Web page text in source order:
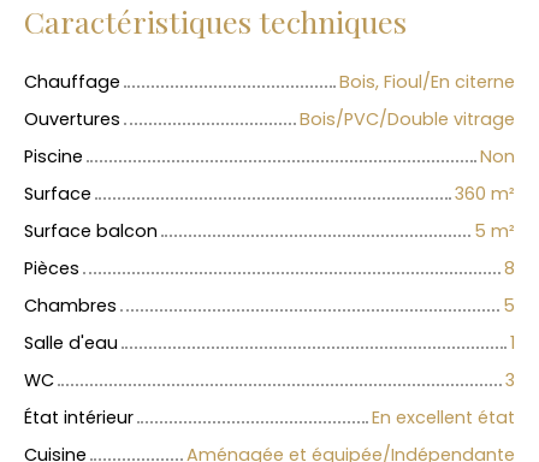
Caractéristiques techniques
Chauffage
Bois, Fioul/En citerne
Ouvertures
Bois/PVC/Double vitrage
Piscine
Non
Surface
360 m²
Surface balcon
5 m²
Pièces
8
Chambres
5
Salle d'eau
1
WC
3
État intérieur
En excellent état
Cuisine
Aménagée et équipée/Indépendante